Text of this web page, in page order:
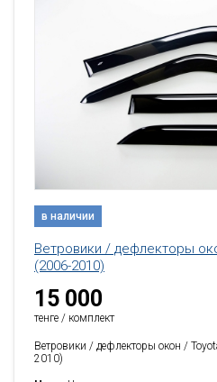
в наличии
Ветровики / дефлекторы
(2006-2010)
15 000
тенге / комплект
Ветровики / дефлекторы окон /
2010)